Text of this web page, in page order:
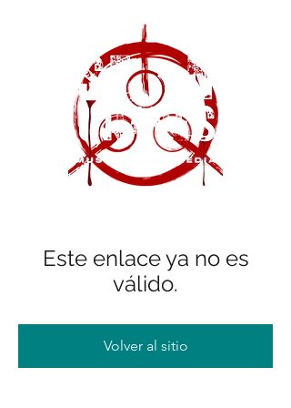
Este enlace ya no es
válido.
Volver al sitio